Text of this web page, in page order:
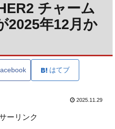
チャーム
2025年12月か
はてブ
2025.11.29
ーリンク